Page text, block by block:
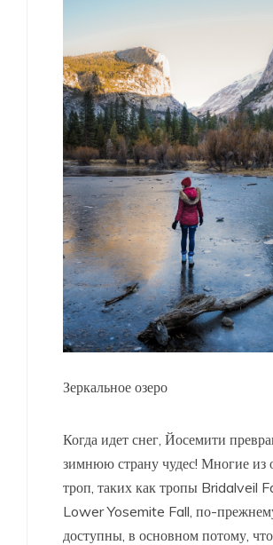
Зеркальное озеро
Когда идет снег, Йосемити
зимнюю страну чудес! Многие
троп, таких как тропы Bridalveil
Lower Yosemite Fall, по-
доступны, в основном потому,